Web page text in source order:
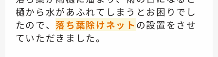
樋から水があふれてしまう とお困りでし
たので、落ち葉除けネット の設置をさせ
ていただきました。